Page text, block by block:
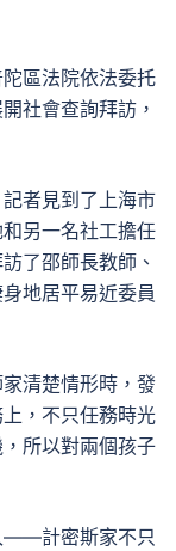
區法院依法委托
社會查詢拜訪，
者見到了上海市
另一名社工擔任
了邵師長教師、
地居平易近委員
清楚情形時，發
，不只任務時光
所以對兩個孩子
——計密斯家不只